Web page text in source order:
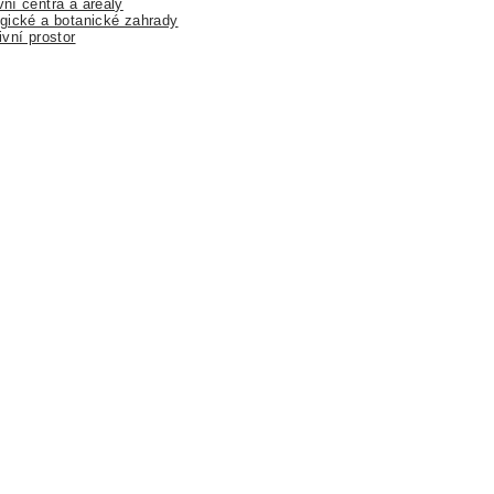
centra a areály
a botanické zahrady
prostor